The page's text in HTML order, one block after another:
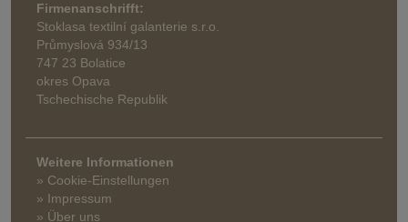
Firmenanschrifft:
Stoklasa textilní galanterie s.r.o.
Průmyslová 934/13
747 23 Bolatice
okres Opava
Tschechische Republik
Weitere Informationen
» Cookie-Einstellungen
» Impressum
» Über uns